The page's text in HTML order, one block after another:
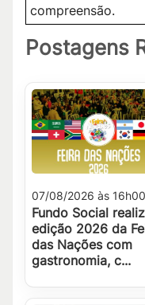
compreensão.
Postagens
07/08/2026 às 16h00
Fundo Social
edição 2026 da
das Nações com
gastronomia, c...